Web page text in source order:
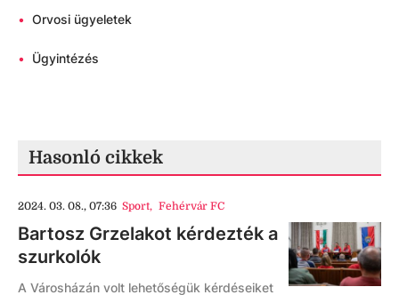
• Orvosi ügyeletek
• Ügyintézés
Hasonló cikkek
2024. 03. 08., 07:36 Sport, Fehérvár FC
Bartosz Grzelakot kérdezték a
szurkolók
A Városházán volt lehetőségük kérdéseiket